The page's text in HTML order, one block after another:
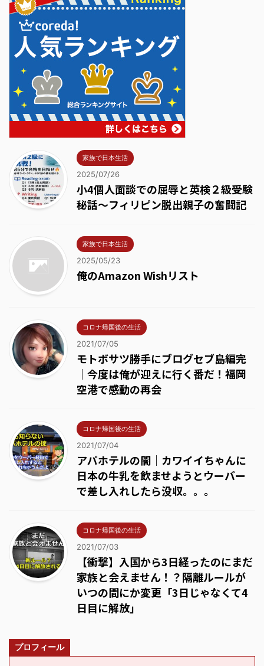
家族で日本生活
2025/07/26
小4個人面談での屈辱と英検２級受験
秘話～フィリピン脱出親子の奮闘記
家族で日本生活
2025/05/23
俺のAmazon Wishリスト
コロナ帰国後の生活
2021/07/05
モトボサツ勝手にブログセブ島編完
｜今度は俺が迎えに行く番だ！福岡
空港で感動の再会
コロナ帰国後の生活
2021/07/04
アパホテルの闇｜カワイイちゃんに
日本の牛乳を飲ませようとウーバー
で差し入れしたら没収。。。
コロナ帰国後の生活
2021/07/03
【衝撃】入国から3日経ったのにまだ
家族と会えません！？隔離ルールが
いつの間にか変更「3日じゃなくて4
日目に解放」
プロフィール